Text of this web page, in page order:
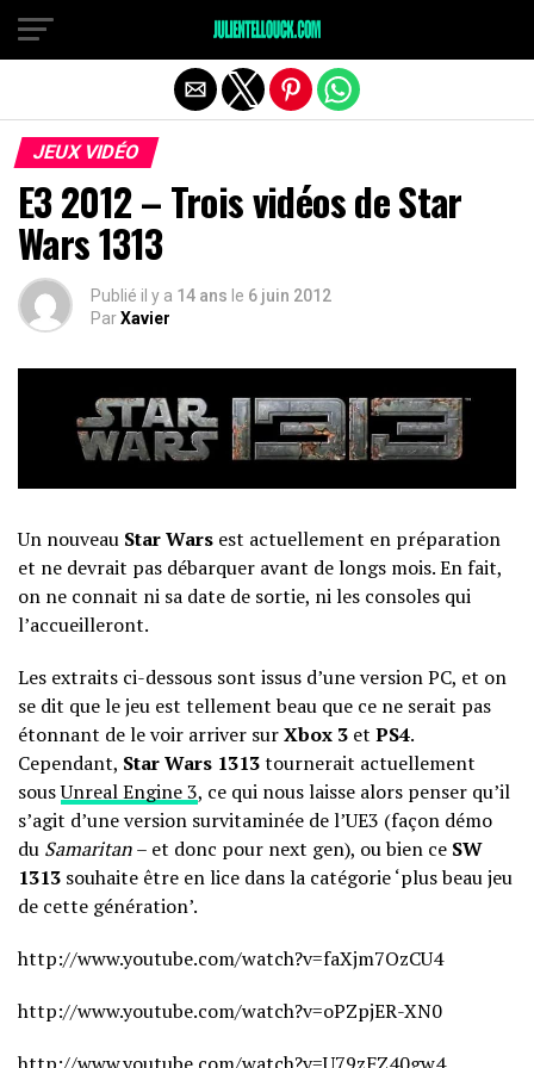
JEUX VIDÉO
E3 2012 – Trois vidéos de Star
Wars 1313
Publié il y a 14 ans le 6 juin 2012
ParXavier
Un nouveau Star Wars est actuellement en préparation
et ne devrait pas débarquer avant de longs mois. En fait,
on ne connait ni sa date de sortie, ni les consoles qui
l’accueilleront.
Les extraits ci-dessous sont issus d’une version PC, et on
se dit que le jeu est tellement beau que ce ne serait pas
étonnant de le voir arriver surXbox 3 et PS4.
Cependant, Star Wars 1313tournerait actuellement
sousUnreal Engine 3, ce qui nous laisse alors penser qu’il
s’agit d’une version survitaminée de l’UE3 (façon démo
du Samaritan– et donc pour next gen), ou bien ce SW
1313 souhaite être en lice dans la catégorie ‘plus beau jeu
de cette génération’.
http://www.youtube.com/watch?v=faXjm7OzCU4
http://www.youtube.com/watch?v=oPZpjER-XN0